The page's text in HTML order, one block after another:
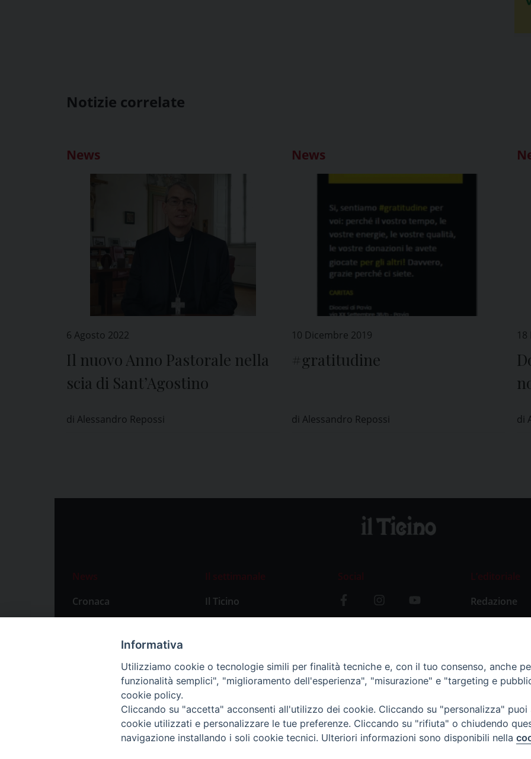
Notizie correlate
News
6 Agosto 2022
Il nuovo Anno Pastorale nella
scia di Sant’Agostino
di Alessandro Repossi
News
10 Dicembre 2019
#gratitudine
di Alessandro Repossi di
News
Cronaca
Attualità
Primo Piano
Il settimanale
Il Ticino
Abbonamenti
Social
L’editoriale
Redazione
Storia
Informativa
Utilizziamo cookie o tecnologie simili per finalità tecniche e, con il tuo consenso, anche
funzionalità semplici", "miglioramento dell'esperienza", "misurazione" e "targeting e
cookie policy.
Cliccando su "accetta" acconsenti all'utilizzo dei cookie. Cliccando su "personalizza"
cookie utilizzati e personalizzare le tue preferenze. Cliccando su "rifiuta" o chiudendo
navigazione installando i soli cookie tecnici. Ulteriori informazioni sono disponibili nella